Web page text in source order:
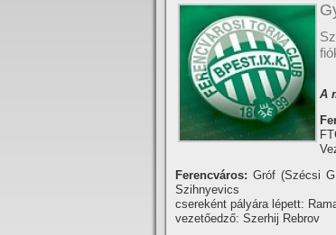
A
Ferencváros: Gróf (Szécsi
Szihnyevics
csereként pályára lépett:
vezetőedző: Szerhij Rebrov